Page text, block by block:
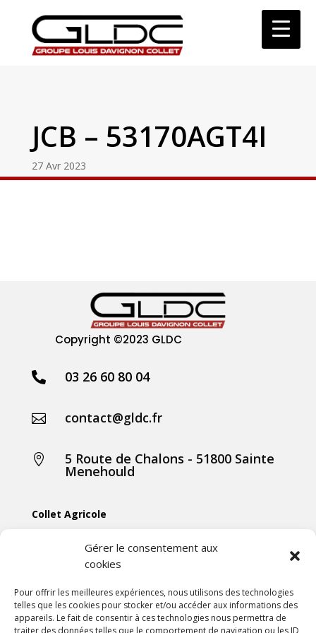
Gérer le consentement aux
cookies
Pour offrir les meilleures expériences, nous utilisons des technologies
telles que les cookies pour stocker et/ou accéder aux informations des
appareils. Le fait de consentir à ces technologies nous permettra de
traiter des données telles que le comportement de navigation ou les ID
JCB – 53170AGT4I
27 Avr 2023
Copyright ©2023 GLDC
 03 26 60 80 04
 contact@gldc.fr
 5 Route de Chalons - 51800 Sainte
Menehould
Collet Agricole
Collet Motoculture
Collet Élevage
Les actus